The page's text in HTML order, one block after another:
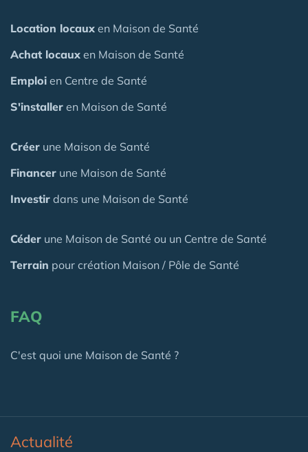
Location locaux en Maison de Santé
Achat locaux en Maison de Santé
Emploi en Centre de Santé
S'installer en Maison de Santé
Créer une Maison de Santé
Financer une Maison de Santé
Investir dans une Maison de Santé
Céder une Maison de Santé ou un Centre de Santé
Terrain pour création Maison / Pôle de Santé
FAQ
C'est quoi une Maison de Santé ?
Actualité